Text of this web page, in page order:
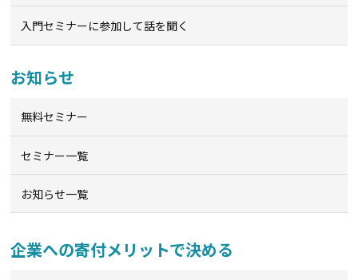
入門セミナーに参加して話を聞く
お知らせ
無料セミナー
セミナー一覧
お知らせ一覧
企業への寄付メリットで決める